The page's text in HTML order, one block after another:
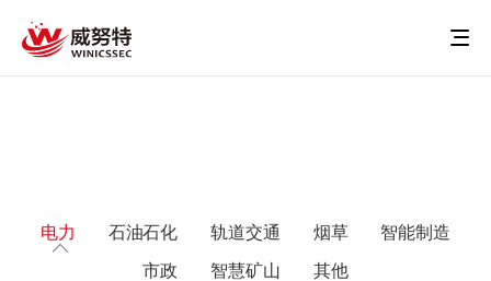
电力 石油石化 轨道交通 烟草 智能制造
市政 智慧矿山 其他